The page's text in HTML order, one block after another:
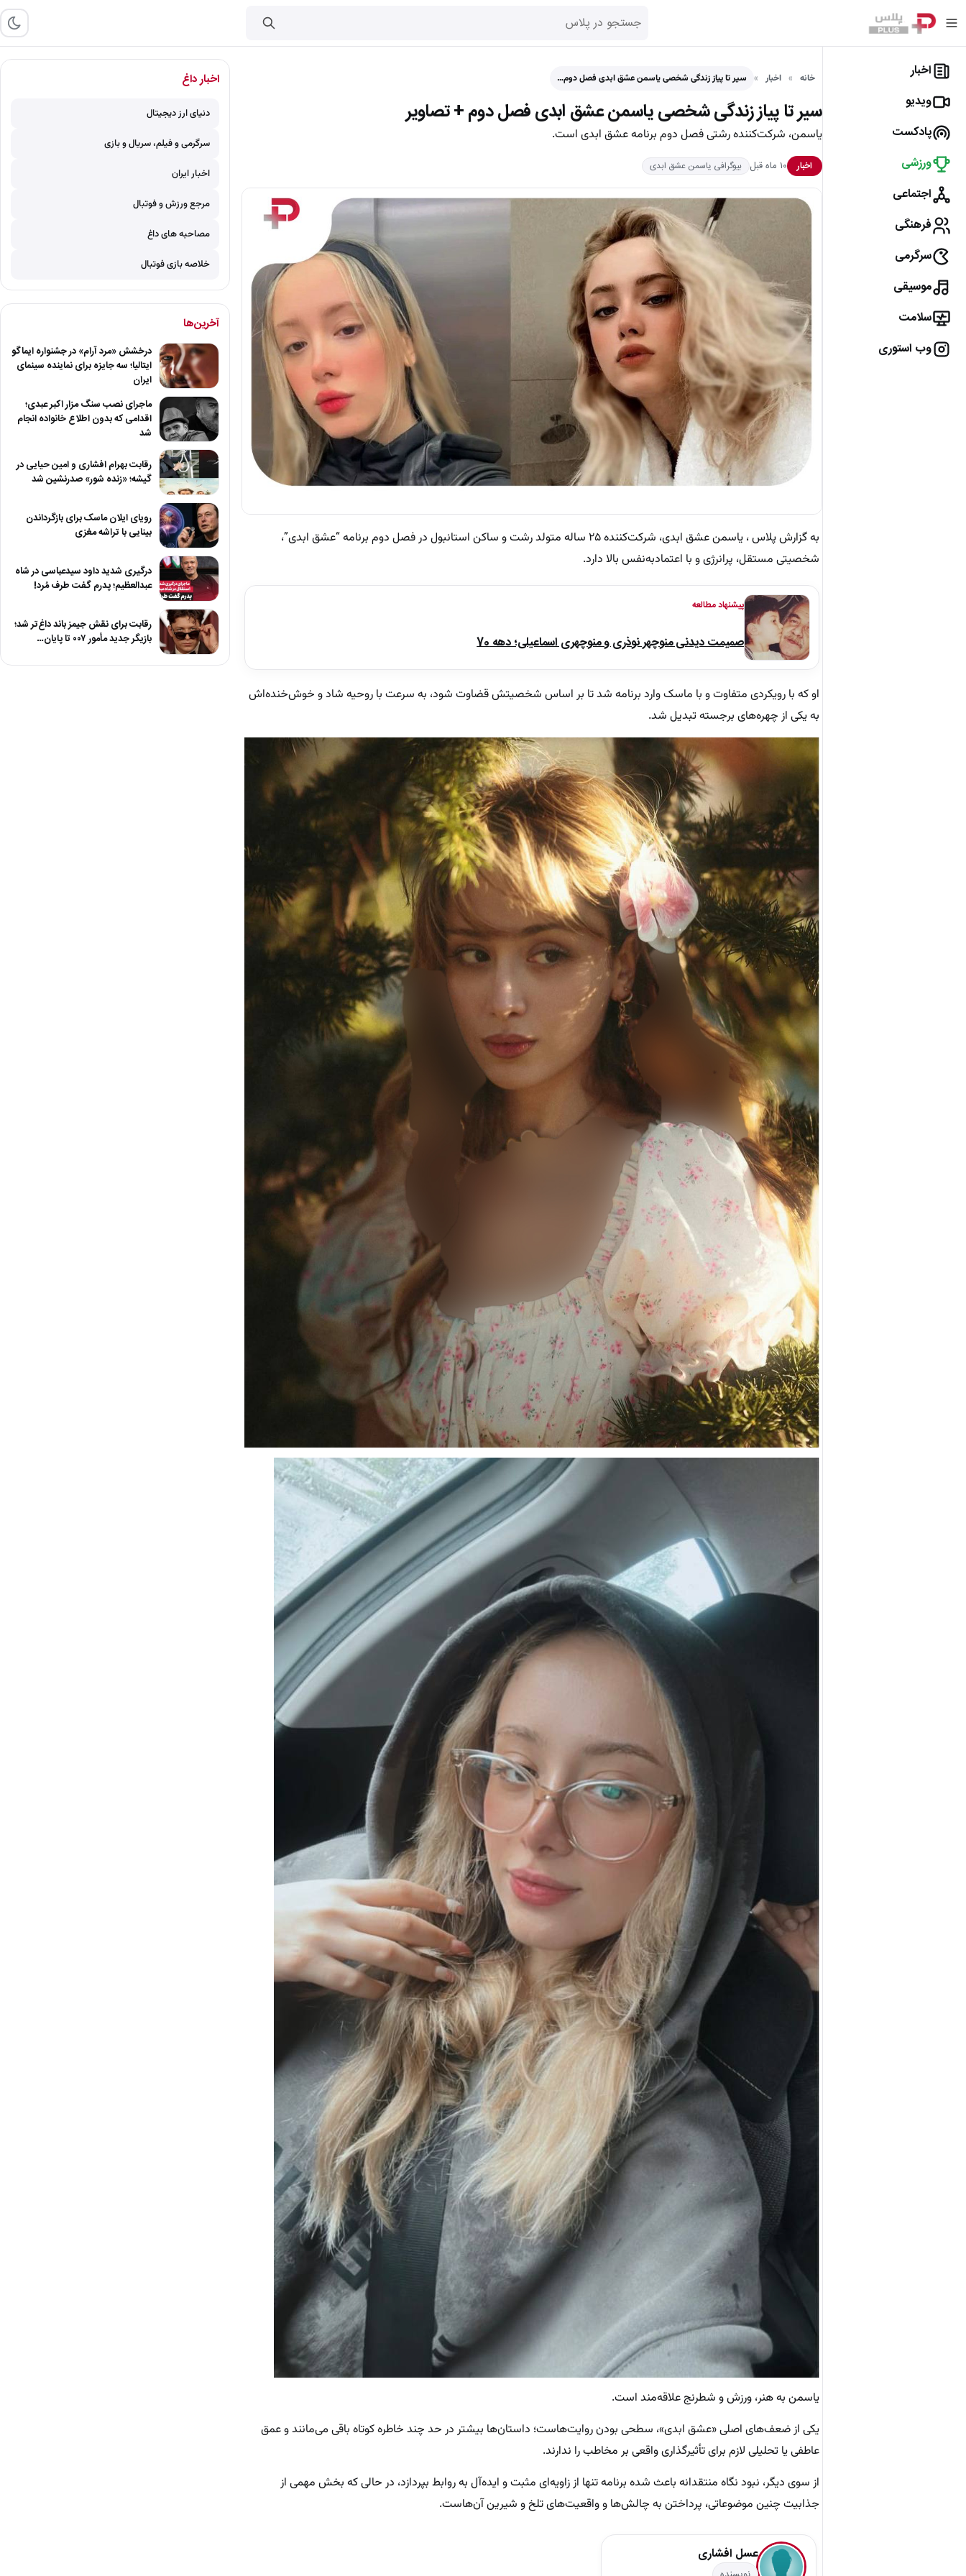
اخبار
ویدیو
پادکست
ورزشی
اجتماعی
فرهنگی
سرگرمی
موسیقی
سلامت
وب استوری
خانه اخبار سیر تا پیاز زندگی شخصی یاسمن عشق ابدی فصل دوم…
سیر تا پیاز زندگی شخصی یاسمن عشق ابدی فصل دوم + تصاویر
یاسمن، شرکت‌کننده رشتی فصل دوم برنامه عشق ابدی است.
اخبار ۱۰ ماه قبل بیوگرافی یاسمن عشق ابدی
به گزارش پلاس ، یاسمن عشق ابدی، شرکت‌کننده ۲۵ ساله متولد رشت و ساکن استانبول در فصل دوم برنامه “عشق ابدی”،
شخصیتی مستقل، پرانرژی و با اعتمادبه‌نفس بالا دارد.
پیشنهاد مطالعه
صمیمت دیدنی منوچهر نوذری و منوچهری اسماعیلی؛ دهه 70
او که با رویکردی متفاوت و با ماسک وارد برنامه شد تا بر اساس شخصیتش قضاوت شود، به سرعت با روحیه شاد و خوش‌خنده‌اش
به یکی از چهره‌های برجسته تبدیل شد.
یاسمن به هنر، ورزش و شطرنج علاقه‌مند است.
یکی از ضعف‌های اصلی «عشق ابدی»، سطحی بودن روایت‌هاست؛ داستان‌ها بیشتر در حد چند خاطره کوتاه باقی می‌مانند و عمق
عاطفی یا تحلیلی لازم برای تأثیرگذاری واقعی بر مخاطب را ندارند.
از سوی دیگر، نبود نگاه منتقدانه باعث شده برنامه تنها از زاویه‌ای مثبت و ایده‌آل به روابط بپردازد، در حالی که بخش مهمی از
جذابیت چنین موضوعاتی، پرداختن به چالش‌ها و واقعیت‌های تلخ و شیرین آن‌هاست.
عسل افشاری
اخبار داغ
دنیای ارز دیجیتال
سرگرمی و فیلم، سریال و بازی
اخبار ایران
مرجع ورزش و فوتبال
مصاحبه های داغ
خلاصه بازی فوتبال
آخرین‌ها
درخشش «مرد آرام» در جشنواره ایماگو
ایتالیا؛ سه جایزه برای نماینده سینمای
ایران
ماجرای نصب سنگ مزار اکبر عبدی؛
اقدامی که بدون اطلاع خانواده انجام
شد
رقابت بهرام افشاری و امین حیایی در
گیشه؛ «زنده شور» صدرنشین شد
رویای ایلان ماسک برای بازگرداندن
بینایی با تراشه مغزی
درگیری شدید داود سیدعباسی در شاه
عبدالعظیم؛ پدرم گفت طرف مُرد!
رقابت برای نقش جیمز باند داغ‌تر شد؛
بازیگر جدید مأمور ۰۰۷ تا پایان…